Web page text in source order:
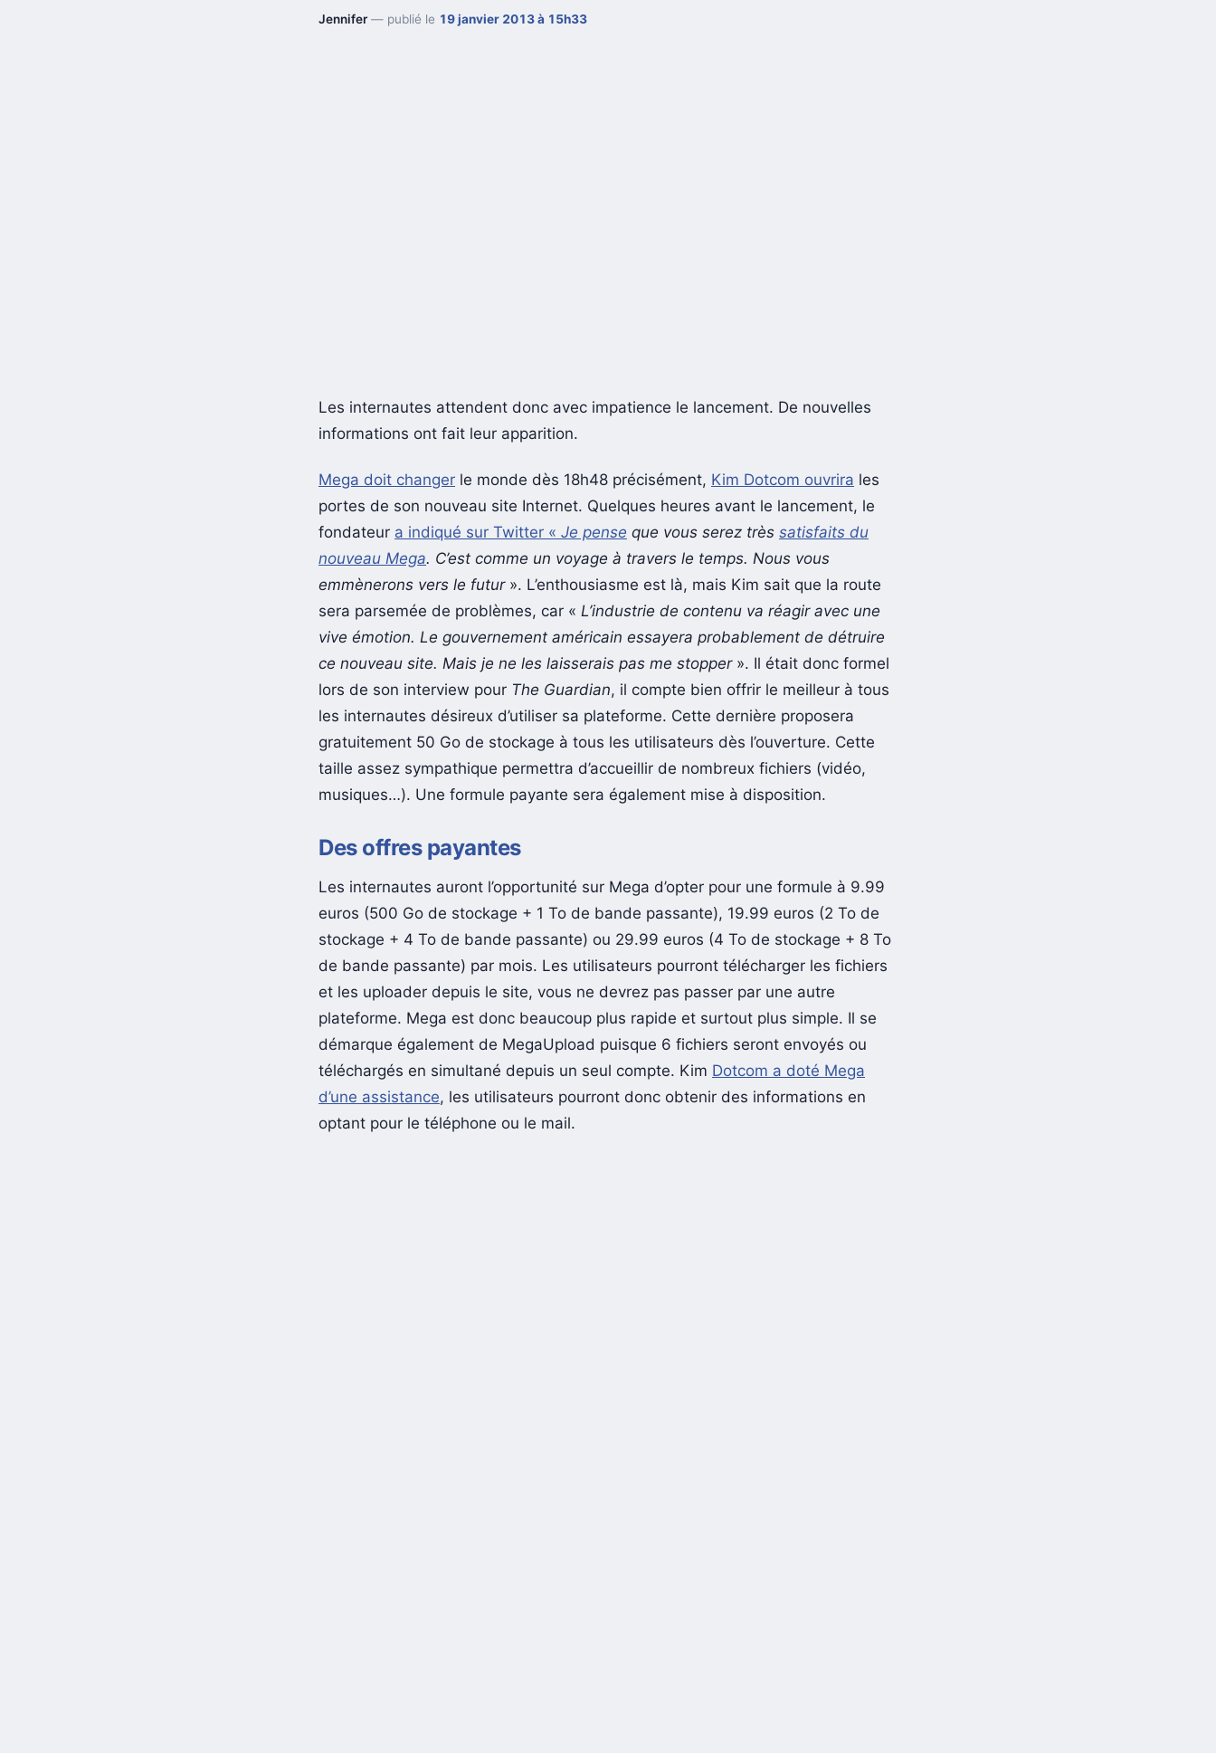
Jennifer— publié le 19 janvier 2013 à 15h33
Les internautes attendent donc avec impatience le lancement. De nouvelles
informations ont fait leur apparition.
Mega doit changer le monde dès 18h48 précisément, Kim Dotcom ouvrira les
portes de son nouveau site Internet. Quelques heures avant le lancement, le
fondateur a indiqué sur Twitter « Je pense que vous serez très satisfaits du
nouveau Mega. C’est comme un voyage à travers le temps. Nous vous
emmènerons vers le futur». L’enthousiasme est là, mais Kim sait que la route
sera parsemée de problèmes, car « L’industrie de contenu va réagir avec une
vive émotion. Le gouvernement américain essayera probablement de détruire
ce nouveau site. Mais je ne les laisserais pas me stopper ». Il était donc formel
lors de son interview pour The Guardian, il compte bien offrir le meilleur à tous
les internautes désireux d’utiliser sa plateforme. Cette dernière proposera
gratuitement 50 Go de stockage à tous les utilisateurs dès l’ouverture. Cette
taille assez sympathique permettra d’accueillir de nombreux fichiers (vidéo,
musiques…). Une formule payante sera également mise à disposition.
Des offres payantes
Les internautes auront l’opportunité sur Mega d’opter pour une formule à 9.99
euros (500 Go de stockage + 1 To de bande passante), 19.99 euros (2 To de
stockage + 4 To de bande passante) ou 29.99 euros (4 To de stockage + 8 To
de bande passante) par mois. Les utilisateurs pourront télécharger les fichiers
et les uploader depuis le site, vous ne devrez pas passer par une autre
plateforme. Mega est donc beaucoup plus rapide et surtout plus simple. Il se
démarque également de MegaUpload puisque 6 fichiers seront envoyés ou
téléchargés en simultané depuis un seul compte. Kim Dotcom a doté Mega
d’une assistance, les utilisateurs pourront donc obtenir des informations en
optant pour le téléphone ou le mail.